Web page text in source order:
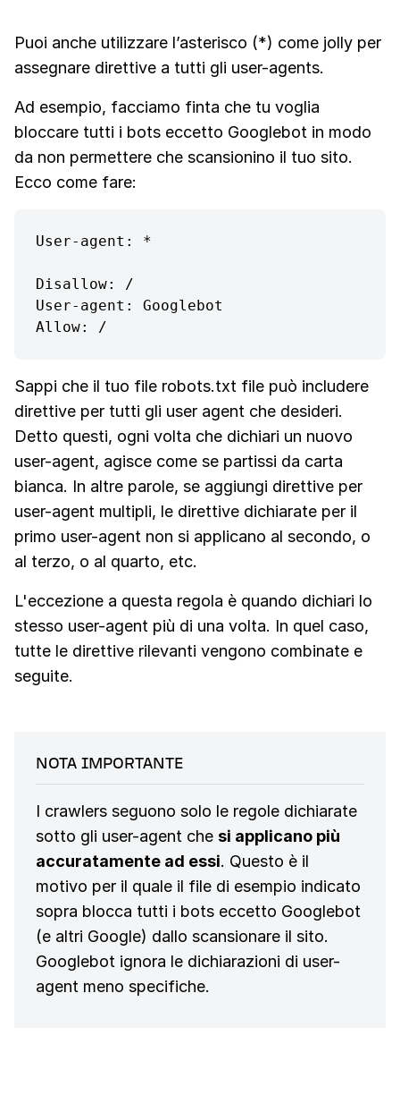
Puoi anche utilizzare l’asterisco (*) come jolly per
assegnare direttive a tutti gli user-agents.
Ad esempio, facciamo finta che tu voglia
bloccare tutti i bots eccetto Googlebot in modo
da non permettere che scansionino il tuo sito.
Ecco come fare:
User-agent: *
Disallow: /
User-agent: Googlebot
Allow: /
Sappi che il tuo file robots.txt file può includere
direttive per tutti gli user agent che desideri.
Detto questi, ogni volta che dichiari un nuovo
user-agent, agisce come se partissi da carta
bianca. In altre parole, se aggiungi direttive per
user-agent multipli, le direttive dichiarate per il
primo user-agent non si applicano al secondo, o
al terzo, o al quarto, etc.
L'eccezione a questa regola è quando dichiari lo
stesso user-agent più di una volta. In quel caso,
tutte le direttive rilevanti vengono combinate e
seguite.
NOTA IMPORTANTE
I crawlers seguono solo le regole dichiarate
sotto gli user-agent che si applicano più
accuratamente ad essi. Questo è il
motivo per il quale il file di esempio indicato
sopra blocca tutti i bots eccetto Googlebot
(e altri Google) dallo scansionare il sito.
Googlebot ignora le dichiarazioni di user-
agent meno specifiche.